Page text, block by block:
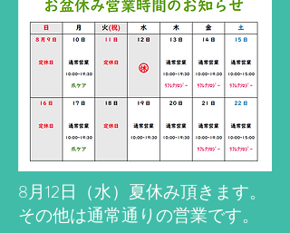
8月12日（水）夏休み頂きます。
その他は通常通りの営業です。